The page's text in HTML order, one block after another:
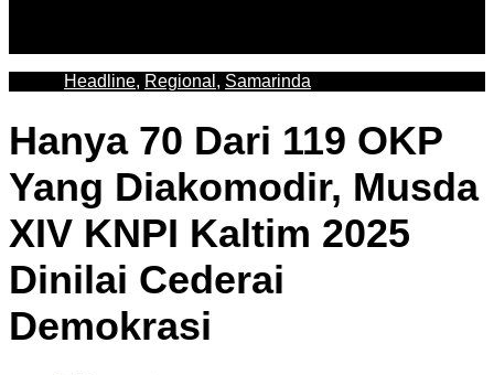
Headline, Regional , Samarinda
Hanya 70 Dari 119 OKP
Yang Diakomodir, Musda
XIV KNPI Kaltim 2025
Dinilai Cederai
Demokrasi